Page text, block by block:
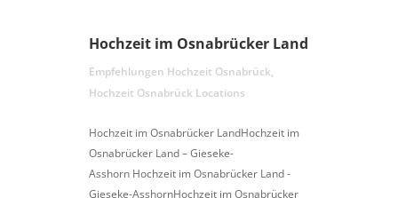
Hochzeit im Osnabrücker Land
Empfehlungen Hochzeit Osnabrück,
Hochzeit Osnabrück Locations
Hochzeit im Osnabrücker LandHochzeit im
Osnabrücker Land – Gieseke-
Asshorn Hochzeit im Osnabrücker Land -
Gieseke-AsshornHochzeit im Osnabrücker